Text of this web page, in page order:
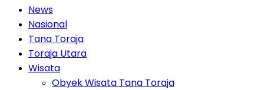
News
Nasional
Tana Toraja
Toraja Utara
Wisata
Obyek Wisata Tana Toraja